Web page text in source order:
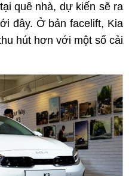
quê nhà, dự kiến sẽ ra
đây. Ở bản facelift, Kia
hút hơn với một số cải